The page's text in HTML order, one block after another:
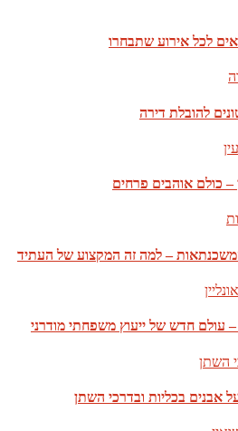
לכל אירוע שתבחרו
להובלת דירה
– כולם אוהבים פרחים
– למה זה המקצוע של העתיד
– עולם חדש של ייעוץ משפחתי מודרני
אבנים בכליות ובדרכי השתן